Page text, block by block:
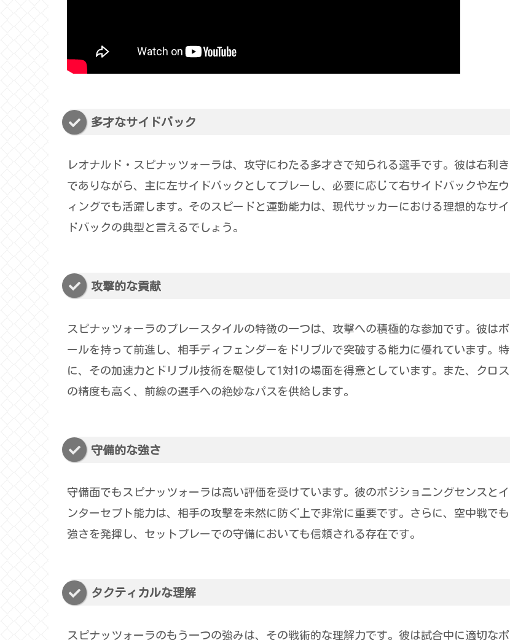
多才なサイドバック
レオナルド・スピナッツォーラは、攻守にわたる多才さで知られる選手です。彼は右利き
でありながら、主に左サイドバックとしてプレーし、必要に応じて右サイドバックや左ウ
ィングでも活躍します。そのスピードと運動能力は、現代サッカーにおける理想的なサイ
ドバックの典型と言えるでしょう。
攻撃的な貢献
スピナッツォーラのプレースタイルの特徴の一つは、攻撃への積極的な参加です。彼はボ
ールを持って前進し、相手ディフェンダーをドリブルで突破する能力に優れています。特
に、その加速力とドリブル技術を駆使して1対1の場面を得意としています。また、クロス
の精度も高く、前線の選手への絶妙なパスを供給します。
守備的な強さ
守備面でもスピナッツォーラは高い評価を受けています。彼のポジショニングセンスとイ
ンターセプト能力は、相手の攻撃を未然に防ぐ上で非常に重要です。さらに、空中戦でも
強さを発揮し、セットプレーでの守備においても信頼される存在です。
タクティカルな理解
スピナッツォーラのもう一つの強みは、その戦術的な理解力です。彼は試合中に適切なポ